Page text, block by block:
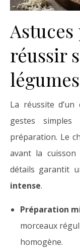
réussir
légumes
La réussite
gestes
préparation. Le
avant la cuisson
détails garantit
intense.
Préparation
morceaux
homogène.